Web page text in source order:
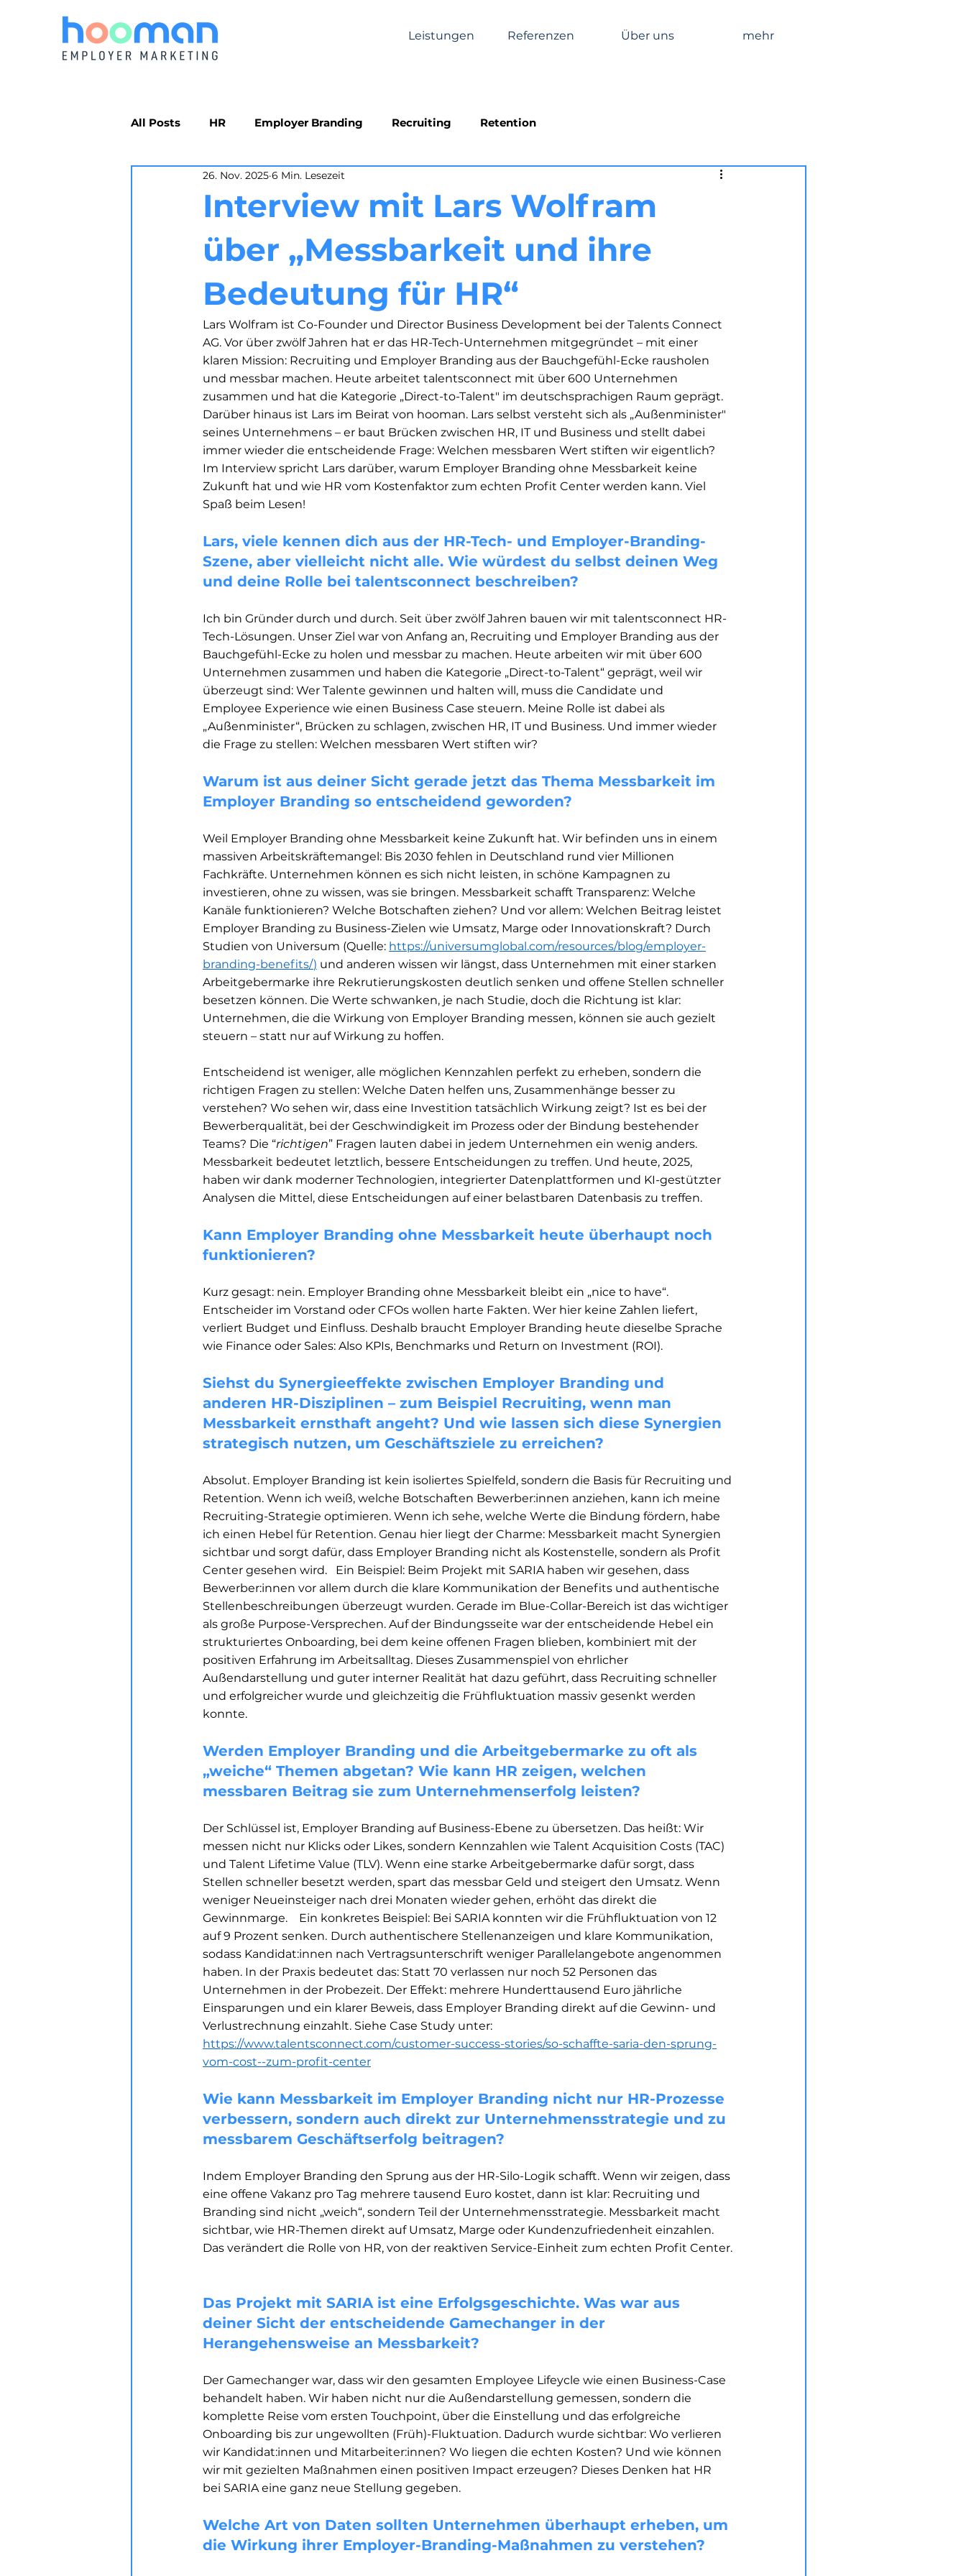
Leistungen Referenzen Über uns mehr
All Posts HR Employer Branding Recruiting Retention
Interview mit Lars Wolfram
über „Messbarkeit und ihre
Bedeutung für HR“
26. Nov. 2025 6 Min. Lesezeit
Lars Wolfram ist Co-Founder und Director Business Development bei der Talents Connect
AG. Vor über zwölf Jahren hat er das HR-Tech-Unternehmen mitgegründet – mit einer
klaren Mission: Recruiting und Employer Branding aus der Bauchgefühl-Ecke rausholen
und messbar machen. Heute arbeitet talentsconnect mit über 600 Unternehmen
zusammen und hat die Kategorie „Direct-to-Talent" im deutschsprachigen Raum geprägt.
Darüber hinaus ist Lars im Beirat von hooman. Lars selbst versteht sich als „Außenminister"
seines Unternehmens – er baut Brücken zwischen HR, IT und Business und stellt dabei
immer wieder die entscheidende Frage: Welchen messbaren Wert stiften wir eigentlich?
Im Interview spricht Lars darüber, warum Employer Branding ohne Messbarkeit keine
Zukunft hat und wie HR vom Kostenfaktor zum echten Profit Center werden kann. Viel
Spaß beim Lesen!
Lars, viele kennen dich aus der HR-Tech- und Employer-Branding-
Szene, aber vielleicht nicht alle. Wie würdest du selbst deinen Weg
und deine Rolle bei talentsconnect beschreiben?
Ich bin Gründer durch und durch. Seit über zwölf Jahren bauen wir mit talentsconnect HR-
Tech-Lösungen. Unser Ziel war von Anfang an, Recruiting und Employer Branding aus der
Bauchgefühl-Ecke zu holen und messbar zu machen. Heute arbeiten wir mit über 600
Unternehmen zusammen und haben die Kategorie „Direct-to-Talent“ geprägt, weil wir
überzeugt sind: Wer Talente gewinnen und halten will, muss die Candidate und
Employee Experience wie einen Business Case steuern. Meine Rolle ist dabei als
„Außenminister“, Brücken zu schlagen, zwischen HR, IT und Business. Und immer wieder
die Frage zu stellen: Welchen messbaren Wert stiften wir?
Warum ist aus deiner Sicht gerade jetzt das Thema Messbarkeit im
Employer Branding so entscheidend geworden?
Weil Employer Branding ohne Messbarkeit keine Zukunft hat. Wir befinden uns in einem
massiven Arbeitskräftemangel: Bis 2030 fehlen in Deutschland rund vier Millionen
Fachkräfte. Unternehmen können es sich nicht leisten, in schöne Kampagnen zu
investieren, ohne zu wissen, was sie bringen. Messbarkeit schafft Transparenz: Welche
Kanäle funktionieren? Welche Botschaften ziehen? Und vor allem: Welchen Beitrag leistet
Employer Branding zu Business-Zielen wie Umsatz, Marge oder Innovationskraft? Durch
Studien von Universum (Quelle: https://universumglobal.com/resources/blog/employer-
branding-benefits/) und anderen wissen wir längst, dass Unternehmen mit einer starken
Arbeitgebermarke ihre Rekrutierungskosten deutlich senken und offene Stellen schneller
besetzen können. Die Werte schwanken, je nach Studie, doch die Richtung ist klar:
Unternehmen, die die Wirkung von Employer Branding messen, können sie auch gezielt
steuern – statt nur auf Wirkung zu hoffen.
Entscheidend ist weniger, alle möglichen Kennzahlen perfekt zu erheben, sondern die
richtigen Fragen zu stellen: Welche Daten helfen uns, Zusammenhänge besser zu
verstehen? Wo sehen wir, dass eine Investition tatsächlich Wirkung zeigt? Ist es bei der
Bewerberqualität, bei der Geschwindigkeit im Prozess oder der Bindung bestehender
Teams? Die “richtigen” Fragen lauten dabei in jedem Unternehmen ein wenig anders.
Messbarkeit bedeutet letztlich, bessere Entscheidungen zu treffen. Und heute, 2025,
haben wir dank moderner Technologien, integrierter Datenplattformen und KI-gestützter
Analysen die Mittel, diese Entscheidungen auf einer belastbaren Datenbasis zu treffen.
Kann Employer Branding ohne Messbarkeit heute überhaupt noch
funktionieren?
Kurz gesagt: nein. Employer Branding ohne Messbarkeit bleibt ein „nice to have“.
Entscheider im Vorstand oder CFOs wollen harte Fakten. Wer hier keine Zahlen liefert,
verliert Budget und Einfluss. Deshalb braucht Employer Branding heute dieselbe Sprache
wie Finance oder Sales: Also KPIs, Benchmarks und Return on Investment (ROI).
Siehst du Synergieeffekte zwischen Employer Branding und
anderen HR-Disziplinen – zum Beispiel Recruiting, wenn man
Messbarkeit ernsthaft angeht? ​​Und wie lassen sich diese Synergien
strategisch nutzen, um Geschäftsziele zu erreichen?
Absolut. Employer Branding ist kein isoliertes Spielfeld, sondern die Basis für Recruiting und
Retention. Wenn ich weiß, welche Botschaften Bewerber:innen anziehen, kann ich meine
Recruiting-Strategie optimieren. Wenn ich sehe, welche Werte die Bindung fördern, habe
ich einen Hebel für Retention. Genau hier liegt der Charme: Messbarkeit macht Synergien
sichtbar und sorgt dafür, dass Employer Branding nicht als Kostenstelle, sondern als Profit
Center gesehen wird.    Ein Beispiel: Beim Projekt mit SARIA haben wir gesehen, dass
Bewerber:innen vor allem durch die klare Kommunikation der Benefits und authentische
Stellenbeschreibungen überzeugt wurden. Gerade im Blue-Collar-Bereich ist das wichtiger
als große Purpose-Versprechen. Auf der Bindungsseite war der entscheidende Hebel ein
strukturiertes Onboarding, bei dem keine offenen Fragen blieben, kombiniert mit der
positiven Erfahrung im Arbeitsalltag. Dieses Zusammenspiel von ehrlicher
Außendarstellung und guter interner Realität hat dazu geführt, dass Recruiting schneller
und erfolgreicher wurde und gleichzeitig die Frühfluktuation massiv gesenkt werden
konnte.
Werden Employer Branding und die Arbeitgebermarke zu oft als
„weiche“ Themen abgetan? Wie kann HR zeigen, welchen
messbaren Beitrag sie zum Unternehmenserfolg leisten?
Der Schlüssel ist, Employer Branding auf Business-Ebene zu übersetzen. Das heißt: Wir
messen nicht nur Klicks oder Likes, sondern Kennzahlen wie Talent Acquisition Costs (TAC)
und Talent Lifetime Value (TLV). Wenn eine starke Arbeitgebermarke dafür sorgt, dass
Stellen schneller besetzt werden, spart das messbar Geld und steigert den Umsatz. Wenn
weniger Neueinsteiger nach drei Monaten wieder gehen, erhöht das direkt die
Gewinnmarge.     Ein konkretes Beispiel: Bei SARIA konnten wir die Frühfluktuation von 12
auf 9 Prozent senken. Durch authentischere Stellenanzeigen und klare Kommunikation,
sodass Kandidat:innen nach Vertragsunterschrift weniger Parallelangebote angenommen
haben. In der Praxis bedeutet das: Statt 70 verlassen nur noch 52 Personen das
Unternehmen in der Probezeit. Der Effekt: mehrere Hunderttausend Euro jährliche
Einsparungen und ein klarer Beweis, dass Employer Branding direkt auf die Gewinn- und
Verlustrechnung einzahlt. Siehe Case Study unter:
https://www.talentsconnect.com/customer-success-stories/so-schaffte-saria-den-sprung-
vom-cost--zum-profit-center
​​​Wie kann Messbarkeit im Employer Branding nicht nur HR-Prozesse
verbessern, sondern auch direkt zur Unternehmensstrategie und zu
messbarem Geschäftserfolg beitragen?​​
​​​Indem Employer Branding den Sprung aus der HR-Silo-Logik schafft. Wenn wir zeigen, dass
eine offene Vakanz pro Tag mehrere tausend Euro kostet, dann ist klar: Recruiting und
Branding sind nicht „weich“, sondern Teil der Unternehmensstrategie. Messbarkeit macht
sichtbar, wie HR-Themen direkt auf Umsatz, Marge oder Kundenzufriedenheit einzahlen.
Das verändert die Rolle von HR, von der reaktiven Service-Einheit zum echten Profit Center.​​
Das Projekt mit SARIA ist eine Erfolgsgeschichte. Was war aus
deiner Sicht der entscheidende Gamechanger in der
Herangehensweise an Messbarkeit?
Der Gamechanger war, dass wir den gesamten Employee Lifeycle wie einen Business-Case
behandelt haben. Wir haben nicht nur die Außendarstellung gemessen, sondern die
komplette Reise vom ersten Touchpoint, über die Einstellung und das erfolgreiche
Onboarding bis zur ungewollten (Früh)-Fluktuation. Dadurch wurde sichtbar: Wo verlieren
wir Kandidat:innen und Mitarbeiter:innen? Wo liegen die echten Kosten? Und wie können
wir mit gezielten Maßnahmen einen positiven Impact erzeugen? Dieses Denken hat HR
bei SARIA eine ganz neue Stellung gegeben.
Welche Art von Daten sollten Unternehmen überhaupt erheben, um
die Wirkung ihrer Employer-Branding-Maßnahmen zu verstehen?